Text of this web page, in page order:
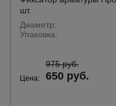
шт.
Диаметр:
Упаковка:
Цена:
975 руб.
650 руб.